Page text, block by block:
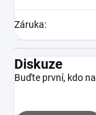
Záruka:
Diskuze
Buďte první, kdo